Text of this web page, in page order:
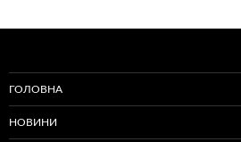
ГОЛОВНА
НОВИНИ